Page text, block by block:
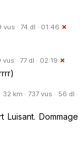
vus · 74 dl · 01:46
· 77 dl · 02:19
32 km · 737 vus · 56 dl ·
Dommage